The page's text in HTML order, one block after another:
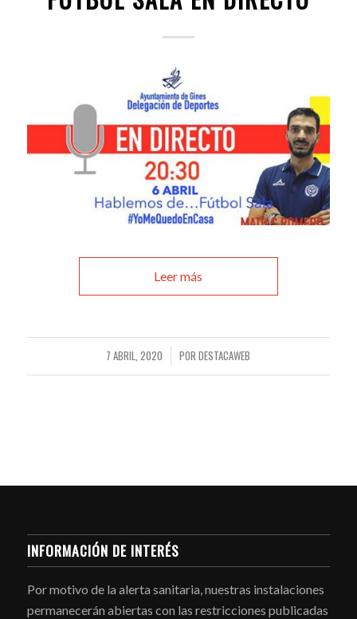
Leer más
7 ABRIL, 2020
/ PORDESTACAWEB
INFORMACIÓN DE INTERÉS
Por motivo de la alerta sanitaria, nuestras instalaciones
permanecerán abiertas con las restricciones publicadas